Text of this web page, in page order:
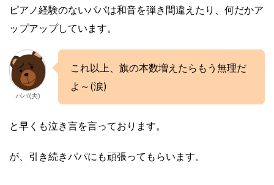
ピアノ経験のないパパは和音を弾き間違えたり、何だかア
ップアップしています。
パパ(夫)
これ以上、旗の本数増えたらもう無理だ
よ～(涙)
と早くも泣き言を言っております。
が、引き続きパパにも頑張ってもらいます。